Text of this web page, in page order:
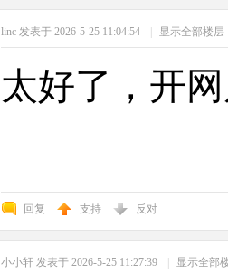
linc 发表于 2026-5-25 11:04:54 | 显示全部楼层
太好了，开
回复 支持 反对
小小轩 发表于 2026-5-25 11:27:39 | 显示全部